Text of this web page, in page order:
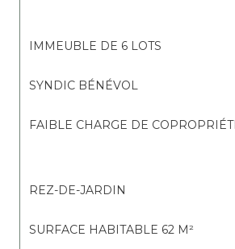
IMMEUBLE DE 6 LOTS
SYNDIC BÉNÉVOL
FAIBLE CHARGE DE
REZ-DE-JARDIN
SURFACE HABITABLE 62 M²